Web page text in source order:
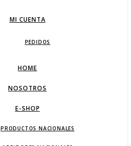
MI CUENTA
PEDIDOS
HOME
NOSOTROS
E-SHOP
PRODUCTOS NACIONALES